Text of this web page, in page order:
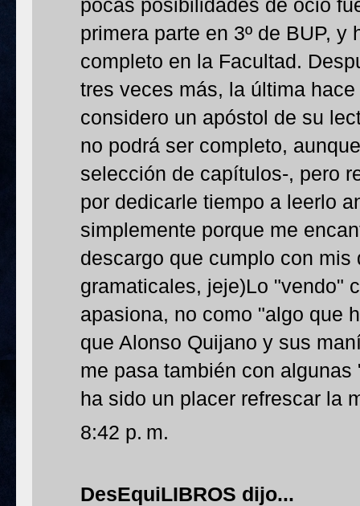
pocas posibilidades de ocio
primera parte en 3º de BUP,
completo en la Facultad.
tres veces más, la última
considero un apóstol de su
no podrá ser completo,
selección de capítulos-, pero
por dedicarle tiempo a leerlo
simplemente porque me
descargo que cumplo con mis
gramaticales, jeje)Lo "vendo"
apasiona, no como "algo que
que Alonso Quijano y sus
me pasa también con
ha sido un placer refrescar la
8:42 p. m.
DesEquiLIBROS dijo...